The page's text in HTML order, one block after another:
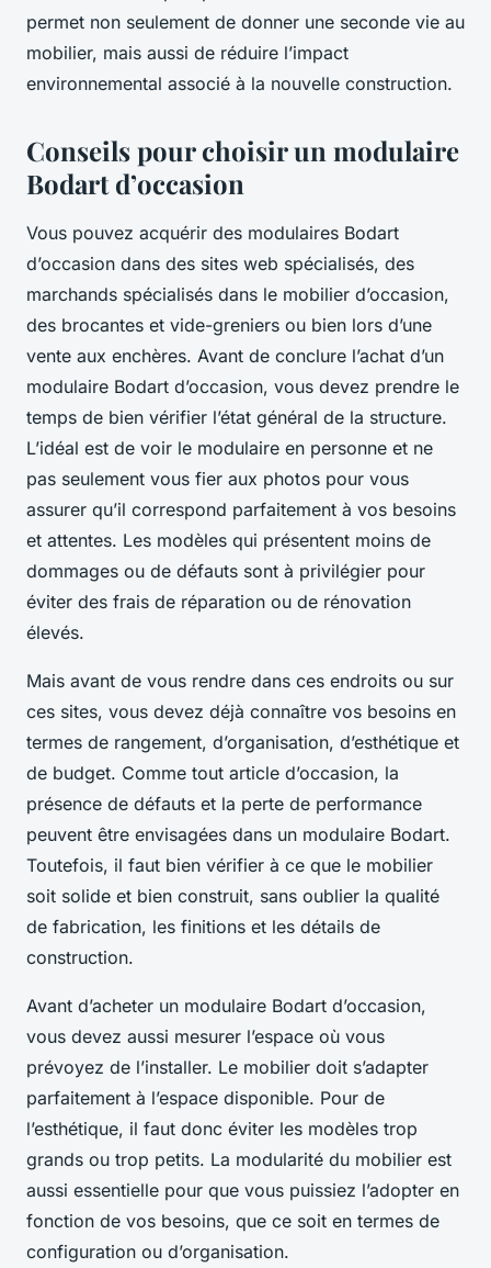
permet non seulement de donner une seconde vie au
mobilier, mais aussi de réduire l’impact
environnemental associé à la nouvelle construction.
Conseils pour choisir un modulaire
Bodart d’occasion
Vous pouvez acquérir des modulaires Bodart
d’occasion dans des sites web spécialisés, des
marchands spécialisés dans le mobilier d’occasion,
des brocantes et vide-greniers ou bien lors d’une
vente aux enchères. Avant de conclure l’achat d’un
modulaire Bodart d’occasion, vous devez prendre le
temps de bien vérifier l’état général de la structure.
L’idéal est de voir le modulaire en personne et ne
pas seulement vous fier aux photos pour vous
assurer qu’il correspond parfaitement à vos besoins
et attentes. Les modèles qui présentent moins de
dommages ou de défauts sont à privilégier pour
éviter des frais de réparation ou de rénovation
élevés.
Mais avant de vous rendre dans ces endroits ou sur
ces sites, vous devez déjà connaître vos besoins en
termes de rangement, d’organisation, d’esthétique et
de budget. Comme tout article d’occasion, la
présence de défauts et la perte de performance
peuvent être envisagées dans un modulaire Bodart.
Toutefois, il faut bien vérifier à ce que le mobilier
soit solide et bien construit, sans oublier la qualité
de fabrication, les finitions et les détails de
construction.
Avant d’acheter un modulaire Bodart d’occasion,
vous devez aussi mesurer l’espace où vous
prévoyez de l’installer. Le mobilier doit s’adapter
parfaitement à l’espace disponible. Pour de
l’esthétique, il faut donc éviter les modèles trop
grands ou trop petits. La modularité du mobilier est
aussi essentielle pour que vous puissiez l’adopter en
fonction de vos besoins, que ce soit en termes de
configuration ou d’organisation.